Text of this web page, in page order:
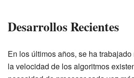
Desarrollos Recientes
En los últimos años, se ha
la velocidad de los algoritmos